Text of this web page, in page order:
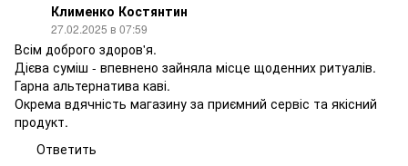
Клименко Костянтин
27.02.2025 в 07:59
Всім доброго здоров'я.
Дієва суміш - впевнено зайняла місце щоденних ритуалів.
Гарна альтернатива каві.
Окрема вдячність магазину за приємний сервіс та якісний
продукт.
Ответить